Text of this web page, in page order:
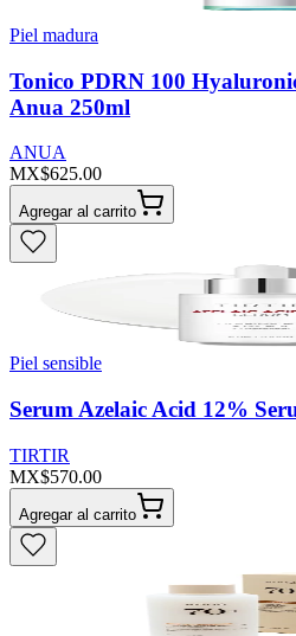
Piel madura
Tonico PDRN 100
Anua 250ml
ANUA
MX$625.00
Agregar al carrito
Piel sensible
Serum Azelaic Acid 12%
TIRTIR
MX$570.00
Agregar al carrito